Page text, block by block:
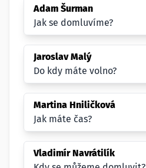
Adam Šurman
Jak se domluvíme?
Jaroslav Malý
Do kdy máte volno?
Martina Hniličková
Jak máte čas?
Vladimír Navrátilík